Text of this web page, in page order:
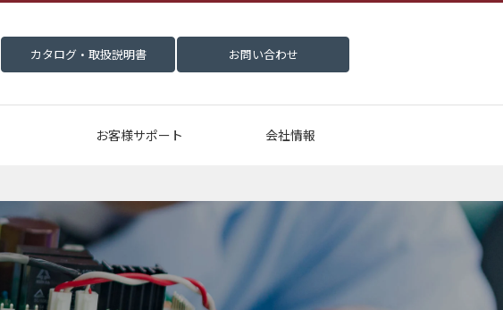
カタログ・取扱説明書 お問い合わせ
お客様サポート 会社情報